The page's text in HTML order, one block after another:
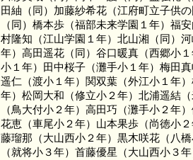
田紬（同）加藤紗希花（江府町立子供
（同）橋本歩（福部未来学園１年）福
村隆知（江山学園１年）北山湘（同）河
年）高田遥花（同）谷口暖真（西郷小
小１年）田中桜子（灘手小１年）梅田
遥仁（渡小１年）関双葉（外江小１年
年）松岡大和（修立小２年）北浦遥結
（鳥大付小２年）高田巧（灘手小２年
花恵（車尾小２年）山本果歩（尚徳小
藤瑠那（大山西小２年）黒木咲花（八
（就将小３年）首藤優星（大山西小３